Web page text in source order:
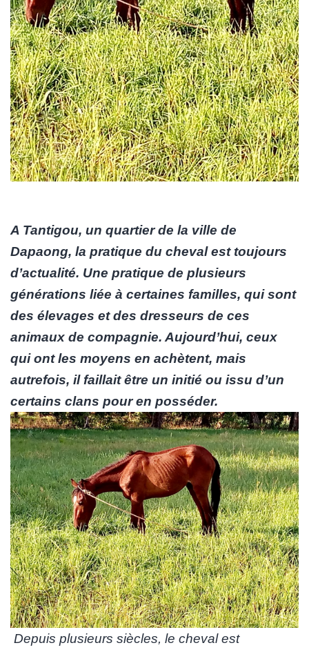
A Tantigou, un quartier de la ville de
Dapaong, la pratique du cheval est toujours
d’actualité. Une pratique de plusieurs
générations liée à certaines familles, qui sont
des élevages et des dresseurs de ces
animaux de compagnie. Aujourd’hui, ceux
qui ont les moyens en achètent, mais
autrefois, il faillait être un initié ou issu d’un
certains clans pour en posséder.
Depuis plusieurs siècles, le cheval est